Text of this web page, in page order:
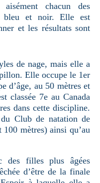
chacun des
bleu et noir. Elle est
et les résultats sont
de nage, mais elle a
Elle occupe le 1er
d’âge, au 50 mètres et
classée 7e au Canada
dans cette discipline.
Club de natation de
mètres) ainsi qu’au
des filles plus âgées
d’être de la finale